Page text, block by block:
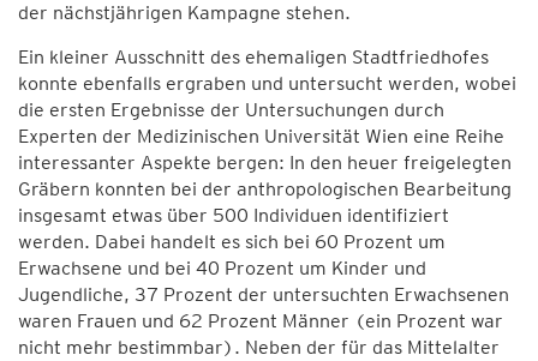
der nächstjährigen Kampagne stehen.
Ein kleiner Ausschnitt des ehemaligen Stadtfriedhofes
konnte ebenfalls ergraben und untersucht werden, wobei
die ersten Ergebnisse der Untersuchungen durch
Experten der Medizinischen Universität Wien eine Reihe
interessanter Aspekte bergen: In den heuer freigelegten
Gräbern konnten bei der anthropologischen Bearbeitung
insgesamt etwas über 500 Individuen identifiziert
werden. Dabei handelt es sich bei 60 Prozent um
Erwachsene und bei 40 Prozent um Kinder und
Jugendliche, 37 Prozent der untersuchten Erwachsenen
waren Frauen und 62 Prozent Männer (ein Prozent war
nicht mehr bestimmbar). Neben der für das Mittelalter